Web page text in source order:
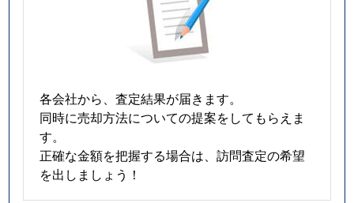
各会社から、査定結果が届きます。
同時に売却方法についての提案をしてもらえま
す。
正確な金額を把握する場合は、訪問査定の希望
を出しましょう！